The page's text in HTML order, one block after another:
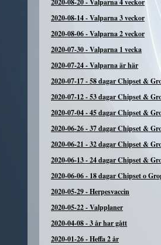
2020-08-20-Valparna 4 veckor
2020-08-14-Valparna 3 veckor
2020-08-06-Valparna 2 veckor
2020-07-30-Valparna 1 vecka
2020-07-24-Valparna är här
2020-07-17-58 dagar Chipset &
2020-07-12-53 dagar Chipset &
2020-07-04-45 dagar Chipset &
2020-06-26-37 dagar Chipset &
2020-06-21 -32 dagar Chipset &
2020-06-13-24 dagar Chipset &
2020-06-06- 18 dagar Chipset o
2020-05-29-Herpesvaccin
2020-05-22-Valpplaner
2020-04-08-3 år har gått
2020-01-26-Heffa 2 år